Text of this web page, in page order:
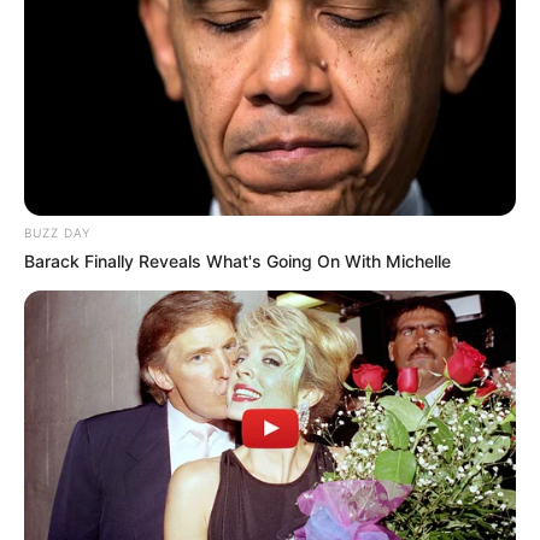
5. Aplique outras demãos de tinta em spray até
alcançar a tonalidade desejada. Aguarde
o tempo de secagem da tinta entre cada
aplicação.
BUZZ DAY
Barack Finally Reveals What's Going On With Michelle